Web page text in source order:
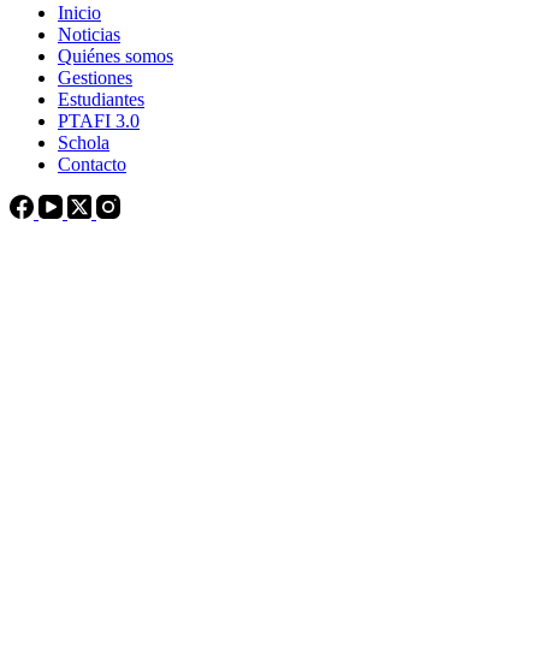
Inicio
Noticias
Quiénes somos
Gestiones
Estudiantes
PTAFI 3.0
Schola
Contacto